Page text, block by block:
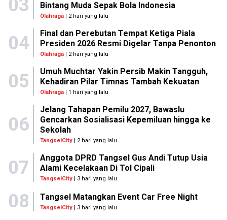
03
Bintang Muda Sepak Bola Indonesia
Olahraga| 2 hari yang lalu
04
Final dan Perebutan Tempat Ketiga Piala
Presiden 2026 Resmi Digelar Tanpa Penonton
Olahraga| 2 hari yang lalu
05
Umuh Muchtar Yakin Persib Makin Tangguh,
Kehadiran Pilar Timnas Tambah Kekuatan
Olahraga| 1 hari yang lalu
06
Jelang Tahapan Pemilu 2027, Bawaslu
Gencarkan Sosialisasi Kepemiluan hingga ke
Sekolah
TangselCity| 2 hari yang lalu
07
Anggota DPRD Tangsel Gus Andi Tutup Usia
Alami Kecelakaan Di Tol Cipali
TangselCity| 3 hari yang lalu
08 Tangsel Matangkan Event Car Free Night
TangselCity | 3 hari yang lalu